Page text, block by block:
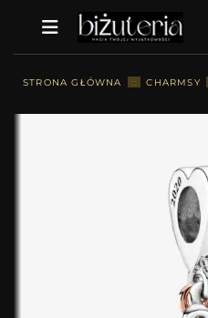
STRONA GŁÓWNA :: CHARMSY